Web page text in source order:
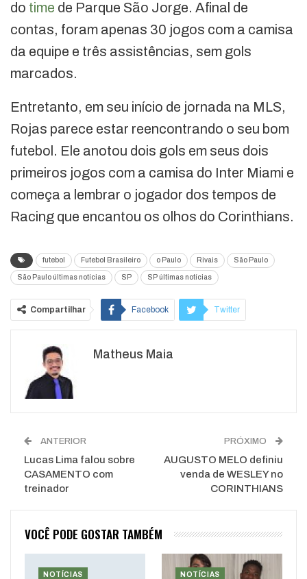
do time de Parque São Jorge. Afinal de
contas, foram apenas 30 jogos com a camisa
da equipe e três assistências, sem gols
marcados.
Entretanto, em seu início de jornada na MLS,
Rojas parece estar reencontrando o seu bom
futebol. Ele anotou dois gols em seus dois
primeiros jogos com a camisa do Inter Miami e
começa a lembrar o jogador dos tempos de
Racing que encantou os olhos do Corinthians.
futebol Futebol Brasileiro o Paulo Rivais São Paulo
São Paulo últimas notícias SP SP últimas notícias
Compartilhar Facebook Twitter
WhatsApp
Matheus Maia
ANTERIOR
Lucas Lima falou sobre
CASAMENTO com
treinador
PRÓXIMO
AUGUSTO MELO definiu
venda de WESLEY no
CORINTHIANS
VOCÊ PODE GOSTAR TAMBÉM
NOTÍCIAS NOTÍCIAS